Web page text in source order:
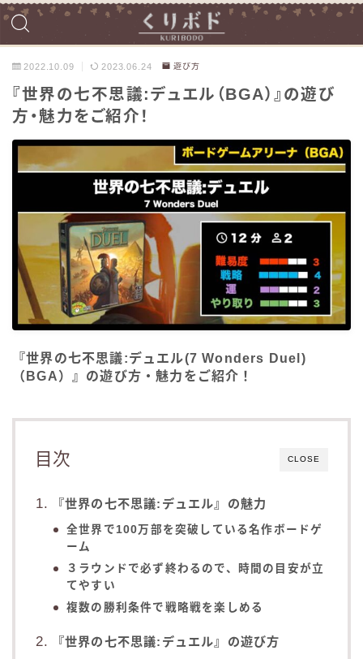
2022.10.09 2023.06.24 遊び方
『世界の七不思議:デュエル（BGA）』の遊び
方・魅力をご紹介！
『世界の七不思議:デュエル(7 Wonders Duel)
（BGA）』の遊び方・魅力をご紹介！
CLOSE
目次
『世界の七不思議:デュエル』の魅力
全世界で100万部を突破している名作ボードゲ
ーム
３ラウンドで必ず終わるので、時間の目安が立
てやすい
複数の勝利条件で戦略戦を楽しめる
『世界の七不思議:デュエル』の遊び方